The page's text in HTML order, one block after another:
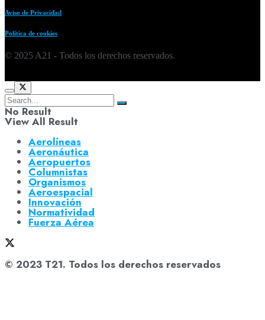
Aviso de Privacidad
Política de cookies
© 2025 A21 - Todos los derechos reservados.
No Result
View All Result
Aerolíneas
Aeronáutica
Aeropuertos
Columnistas
Organismos
Aeroespacial
Innovación
Normatividad
Fuerza Aérea
© 2023 T21. Todos los derechos reservados